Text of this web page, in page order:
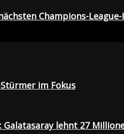
Champions-League-
im Fokus
Galatasaray lehnt 27